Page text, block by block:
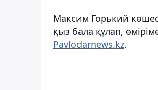
Максим Горький
қыз бала құлап,
Pavlodarnews.kz.